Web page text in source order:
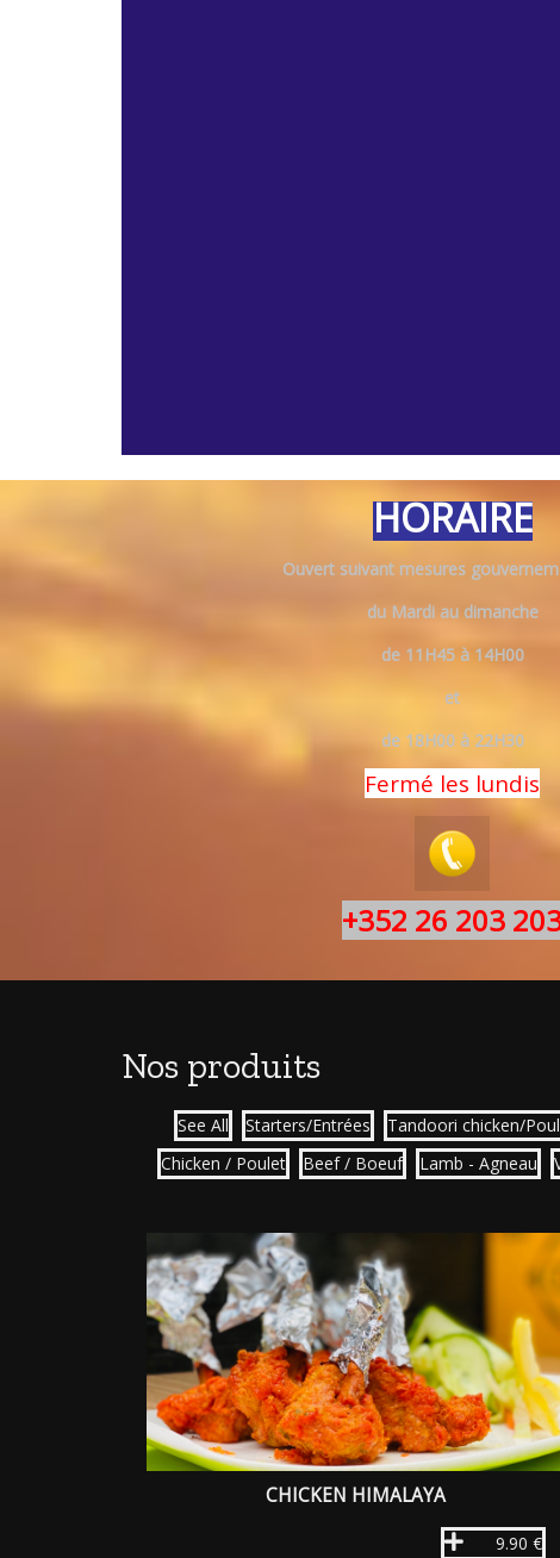
HORAIRE
Ouvert suivant mesures
du Mardi au dimanche
de 11H45 à 14H00
et
de 18H00 à 22H30
Fermé les lundis
+352 26 203
Nos produits
See All Starters/Entrées Tandoori chicken/
Chicken / Poulet
Beef / Boeuf Lamb - Agneau
CHICKEN HIMALAYA
9.90 €